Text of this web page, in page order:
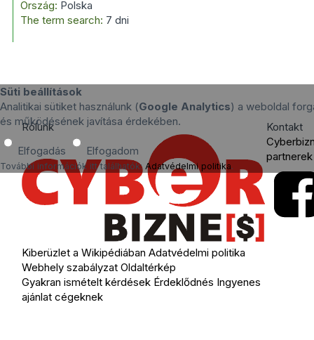
Ország: Polska
The term search: 7 dni
Süti beállítások
Analitikai sütiket használunk (Google Analytics) a weboldal
és működésének javítása érdekében.
Elfogadás Elfogadom
További információk itt találhatók: Adatvédelmi politika.
Rólunk
Kiberüzlet a Wikipédiában Adatvédelmi politika
Webhely szabályzat Oldaltérkép
Gyakran ismételt kérdések Érdeklődnés Ingyenes
ajánlat cégeknek
Kontakt
partnerek